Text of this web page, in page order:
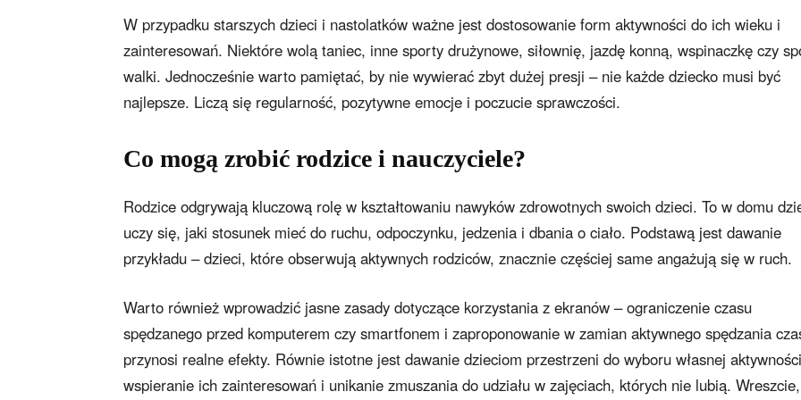
W przypadku starszych dzieci i nastolatków ważne jest dostosowanie form aktywności do ich wieku i
zainteresowań. Niektóre wolą taniec, inne sporty drużynowe, siłownię, jazdę konną, wspinaczkę czy
walki. Jednocześnie warto pamiętać, by nie wywierać zbyt dużej presji – nie każde dziecko musi być
najlepsze. Liczą się regularność, pozytywne emocje i poczucie sprawczości.
Co mogą zrobić rodzice i nauczyciele?
Rodzice odgrywają kluczową rolę w kształtowaniu nawyków zdrowotnych swoich dzieci. To w domu
uczy się, jaki stosunek mieć do ruchu, odpoczynku, jedzenia i dbania o ciało. Podstawą jest dawanie
przykładu – dzieci, które obserwują aktywnych rodziców, znacznie częściej same angażują się w ruch.
Warto również wprowadzić jasne zasady dotyczące korzystania z ekranów – ograniczenie czasu
spędzanego przed komputerem czy smartfonem i zaproponowanie w zamian aktywnego spędzania
przynosi realne efekty. Równie istotne jest dawanie dzieciom przestrzeni do wyboru własnej
wspieranie ich zainteresowań i unikanie zmuszania do udziału w zajęciach, których nie lubią. Wreszcie,